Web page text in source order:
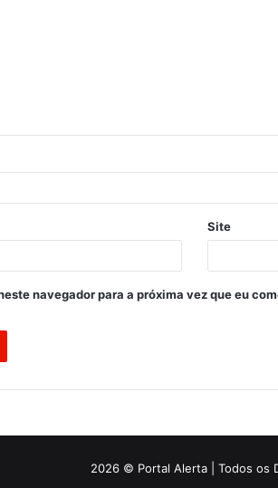
Site
navegador para a próxima vez que eu
2026 © Portal Alerta | Todos os